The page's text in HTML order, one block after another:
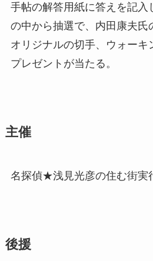
手帖の解答用紙に答えを記入
の中から抽選で、内田康夫氏
オリジナルの切手、ウォーキ
プレゼントが当たる。
主催
名探偵★浅見光彦の住む街実
後援